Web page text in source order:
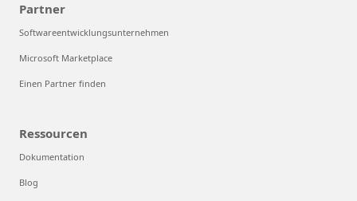
Partner
Softwareentwicklungsunternehmen
Microsoft Marketplace
Einen Partner finden
Ressourcen
Dokumentation
Blog